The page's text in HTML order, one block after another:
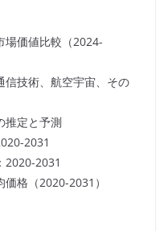
場価値比較（2024-
技術、航空宇宙、その
推定と予測
2031
2020-2031
格（2020-2031）